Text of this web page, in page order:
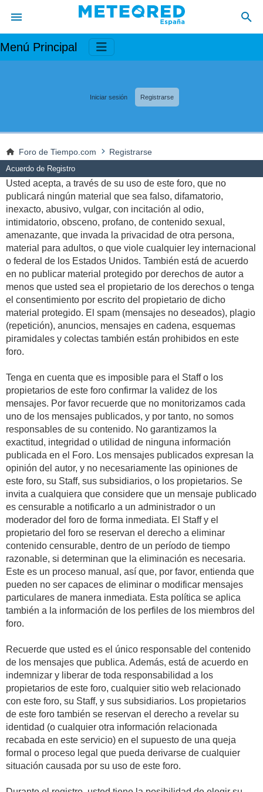
Menú Principal
Iniciar sesión Registrarse
Foro de Tiempo.com Registrarse
Acuerdo de Registro
Usted acepta, a través de su uso de este foro, que no
publicará ningún material que sea falso, difamatorio,
inexacto, abusivo, vulgar, con incitación al odio,
intimidatorio, obsceno, profano, de contenido sexual,
amenazante, que invada la privacidad de otra persona,
material para adultos, o que viole cualquier ley internacional
o federal de los Estados Unidos. También está de acuerdo
en no publicar material protegido por derechos de autor a
menos que usted sea el propietario de los derechos o tenga
el consentimiento por escrito del propietario de dicho
material protegido. El spam (mensajes no deseados), plagio
(repetición), anuncios, mensajes en cadena, esquemas
piramidales y colectas también están prohibidos en este
foro.
Tenga en cuenta que es imposible para el Staff o los
propietarios de este foro confirmar la validez de los
mensajes. Por favor recuerde que no monitorizamos cada
uno de los mensajes publicados, y por tanto, no somos
responsables de su contenido. No garantizamos la
exactitud, integridad o utilidad de ninguna información
publicada en el Foro. Los mensajes publicados expresan la
opinión del autor, y no necesariamente las opiniones de
este foro, su Staff, sus subsidiarios, o los propietarios. Se
invita a cualquiera que considere que un mensaje publicado
es censurable a notificarlo a un administrador o un
moderador del foro de forma inmediata. El Staff y el
propietario del foro se reservan el derecho a eliminar
contenido censurable, dentro de un período de tiempo
razonable, si determinan que la eliminación es necesaria.
Este es un proceso manual, así que, por favor, entienda que
pueden no ser capaces de eliminar o modificar mensajes
particulares de manera inmediata. Esta política se aplica
también a la información de los perfiles de los miembros del
foro.
Recuerde que usted es el único responsable del contenido
de los mensajes que publica. Además, está de acuerdo en
indemnizar y liberar de toda responsabilidad a los
propietarios de este foro, cualquier sitio web relacionado
con este foro, su Staff, y sus subsidiarios. Los propietarios
de este foro también se reservan el derecho a revelar su
identidad (o cualquier otra información relacionada
recabada en este servicio) en el supuesto de una queja
formal o proceso legal que pueda derivarse de cualquier
situación causada por su uso de este foro.